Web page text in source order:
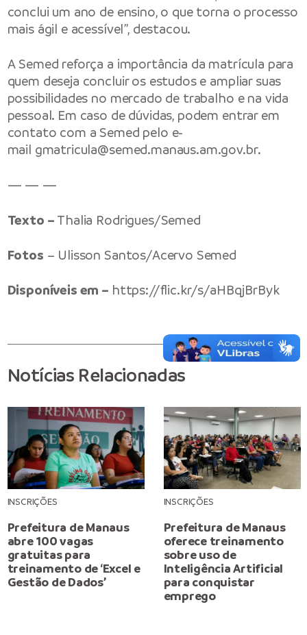
conclui um ano de ensino, o que torna o processo
mais ágil e acessível”, destacou.
A Semed reforça a importância da matrícula para
quem deseja concluir os estudos e ampliar suas
possibilidades no mercado de trabalho e na vida
pessoal. Em caso de dúvidas, podem entrar em
contato com a Semed pelo e-
mail gmatricula@semed.manaus.am.gov.br.
— — —
Texto – Thalia Rodrigues/Semed
Fotos – Ulisson Santos/Acervo Semed
Disponíveis em – https://flic.kr/s/aHBqjBrByk
Notícias Relacionadas
INSCRIÇÕES
Prefeitura de Manaus
abre 100 vagas
gratuitas para
treinamento de ‘Excel e
Gestão de Dados’
INSCRIÇÕES
Prefeitura de Manaus
oferece treinamento
sobre uso de
Inteligência Artificial
para conquistar
emprego